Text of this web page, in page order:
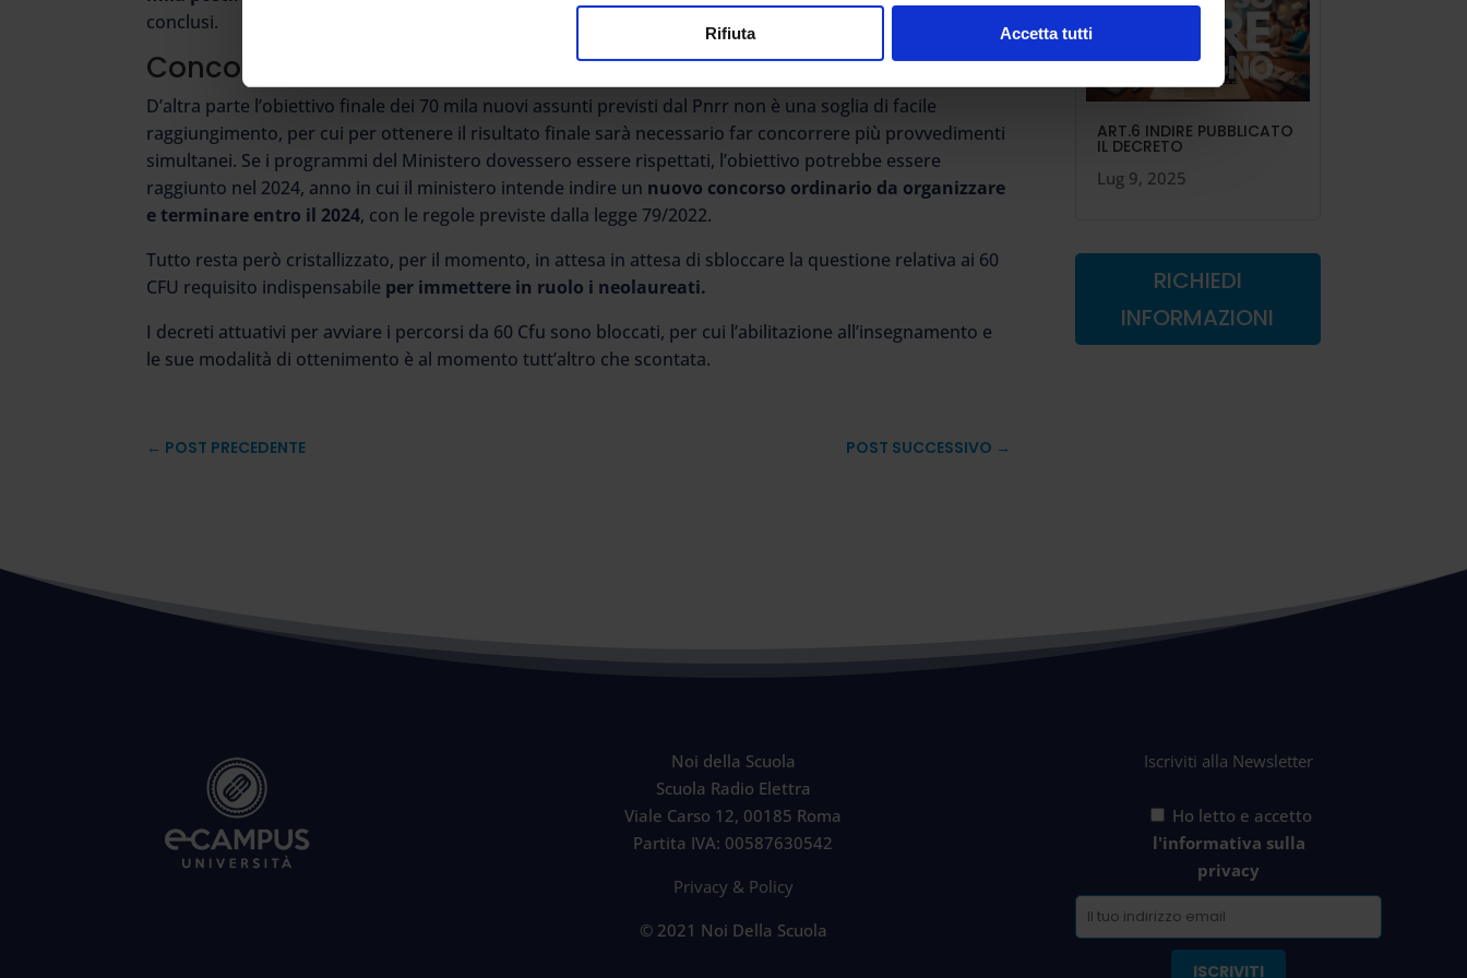
Rifiuta Accetta tutti
conclusi.
Concorso ordinario 2024
D’altra parte l’obiettivo finale dei 70 mila nuovi assunti previsti dal Pnrr non è una soglia di facile
raggiungimento, per cui per ottenere il risultato finale sarà necessario far concorrere più provvedimenti
simultanei. Se i programmi del Ministero dovessero essere rispettati, l’obiettivo potrebbe essere
raggiunto nel 2024, anno in cui il ministero intende indire un nuovo concorso ordinario da organizzare
e terminare entro il 2024, con le regole previste dalla legge 79/2022.
Tutto resta però cristallizzato, per il momento, in attesa in attesa di sbloccare la questione relativa ai 60
CFU requisito indispensabile per immettere in ruolo i neolaureati.
I decreti attuativi per avviare i percorsi da 60 Cfu sono bloccati, per cui l’abilitazione all’insegnamento e
le sue modalità di ottenimento è al momento tutt’altro che scontata.
← POST PRECEDENTE POST SUCCESSIVO →
ART.6 INDIRE PUBBLICATO
IL DECRETO
Lug 9, 2025
RICHIEDI
INFORMAZIONI
Noi della Scuola
Scuola Radio Elettra
Viale Carso 12, 00185 Roma
Partita IVA: 00587630542
Privacy & Policy
© 2021 Noi Della Scuola
Iscriviti alla Newsletter
Ho letto e accetto
l'informativa sulla
privacy